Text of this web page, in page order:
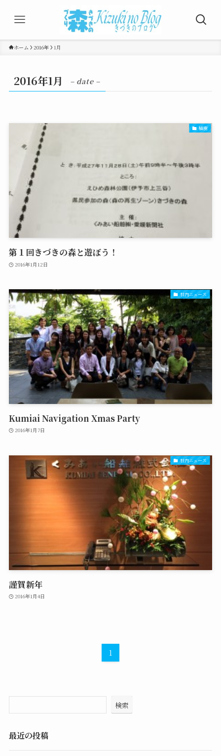
ホーム 2016年 1月
2016年1月 – date –
植樹
第１回きづきの森と遊ぼう！
2016年1月12日
社内ニュース
Kumiai Navigation Xmas Party
2016年1月7日
社内ニュース
謹賀新年
2016年1月4日
1
検索
最近の投稿